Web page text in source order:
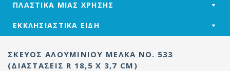
ΠΛΑΣΤΙΚΑ ΜΙΑΣ ΧΡΗΣΗΣ
ΕΚΚΛΗΣΙΑΣΤΙΚΑ ΕΙΔΗ
ΣΚΕΎΟΣ ΑΛΟΥΜΙΝΊΟΥ ΜΕΛΚΑ ΝΟ. 533
(ΔΙΑΣΤΆΣΕΙΣ R 18,5 X 3,7 CM)